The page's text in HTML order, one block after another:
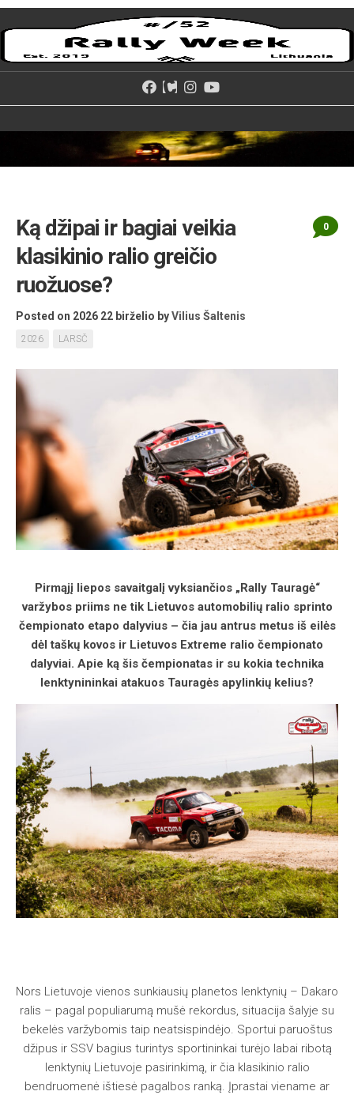
Skip
to
Ką džipai ir bagiai veikia
klasikinio ralio greičio
ruožuose?
Posted on 2026 22 birželio byVilius Šaltenis
2026 LARSČ
0
Pirmąjį liepos savaitgalį vyksiančios „Rally Tauragė“
varžybos priims ne tik Lietuvos automobilių ralio sprinto
čempionato etapo dalyvius – čia jau antrus metus iš eilės
dėl taškų kovos ir Lietuvos Extreme ralio čempionato
dalyviai. Apie ką šis čempionatas ir su kokia technika
lenktynininkai atakuos Tauragės apylinkių kelius?
Nors Lietuvoje vienos sunkiausių planetos lenktynių – Dakaro
ralis – pagal populiarumą mušė rekordus, situacija šalyje su
bekelės varžybomis taip neatsispindėjo. Sportui paruoštus
džipus ir SSV bagius turintys sportininkai turėjo labai ribotą
lenktynių Lietuvoje pasirinkimą, ir čia klasikinio ralio
bendruomenė ištiesė pagalbos ranką. Įprastai viename ar